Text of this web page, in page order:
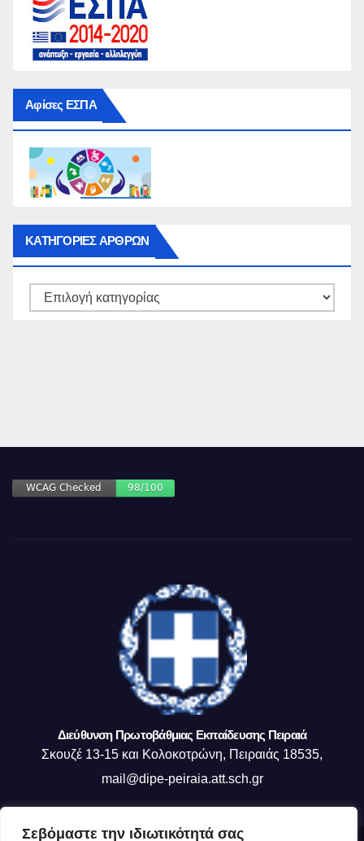
Σεβόμαστε την ιδιωτικότητά σας
Αφίσες ΕΣΠΑ
ΚΑΤΗΓΟΡΙΕΣ ΑΡΘΡΩΝ
ΚΑΤΗΓΟΡΙΕΣ
Διεύθυνση Πρωτοβάθμιας Εκπαίδευσης Πειραιά
Σκουζέ 13-15 και Κολοκοτρώνη, Πειραιάς 18535,
mail@dipe-peiraia.att.sch.gr